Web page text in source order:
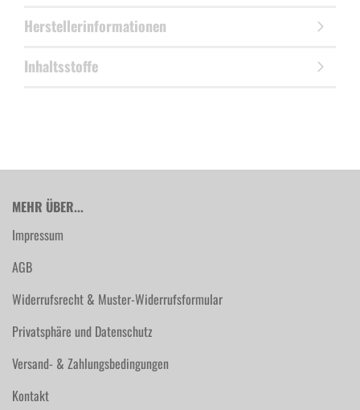
Herstellerinformationen
Inhaltsstoffe
MEHR ÜBER...
Impressum
AGB
Widerrufsrecht & Muster-Widerrufsformular
Privatsphäre und Datenschutz
Versand- & Zahlungsbedingungen
Kontakt